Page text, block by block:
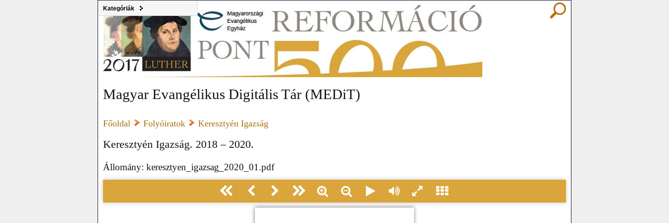
Kategóriák
Magyar Evangélikus Digitális Tár (MEDiT)
Főoldal Folyóiratok Keresztyén Igazság
Keresztyén Igazság. 2018 – 2020.
Állomány: keresztyen_igazsag_2020_01.pdf